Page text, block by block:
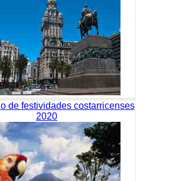
de festividades costarricenses
2020